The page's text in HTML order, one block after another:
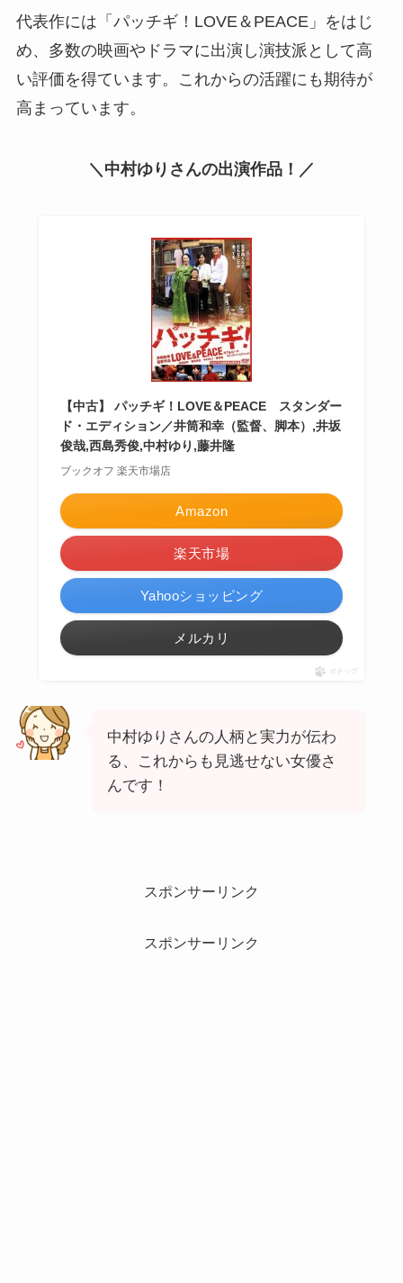
代表作には「パッチギ！LOVE＆PEACE」をはじ
め、多数の映画やドラマに出演し演技派として高
い評価を得ています。これからの活躍にも期待が
高まっています。
＼中村ゆりさんの出演作品！／
【中古】 パッチギ！LOVE＆PEACE スタンダー
ド・エディション／井筒和幸（監督、脚本）,井坂
俊哉,西島秀俊,中村ゆり,藤井隆
ブックオフ 楽天市場店
Amazon
楽天市場
Yahooショッピング
メルカリ
ポチップ
中村ゆりさんの人柄と実力が伝わ
る、これからも見逃せない女優さ
んです！
スポンサーリンク
スポンサーリンク